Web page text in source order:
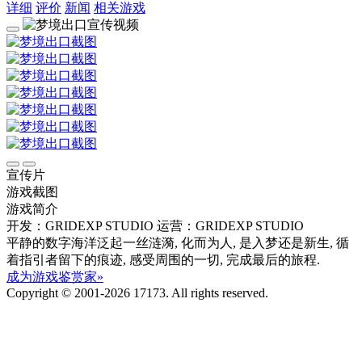
详细 评价 新闻 相关游戏
宣传片
游戏截图
游戏简介
开发：GRIDEXP STUDIO 运营：GRIDEXP STUDIO
平静的数字海洋泛起一丝涟漪, 化而为人, 是入梦还是新生, 循
着指引者留下的痕迹, 感受周围的一切, 完成最后的旅程.
成为游戏鉴赏家»
Copyright © 2001-2026 17173. All rights reserved.